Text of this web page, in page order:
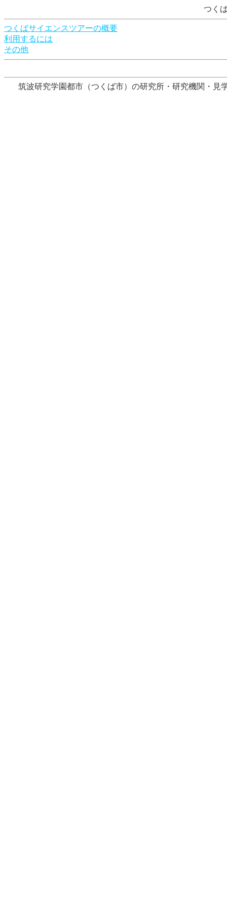
つく
つくばサイエンスツアーの概要
利用するには
その他
筑波研究学園都市（つくば市）の研究所・研究機関・見